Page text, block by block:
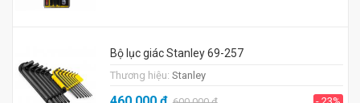
Bộ lục giác Stanley 69-257
Thương hiệu: Stanley